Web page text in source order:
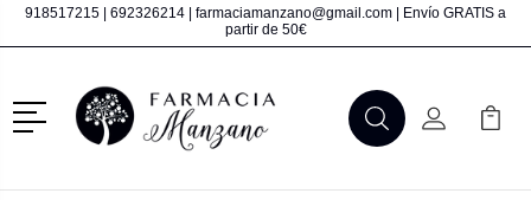
918517215 692326214 farmaciamanzano@gmail.com | Envío GRATIS a
partir de 50€
Menú
BuscarMi Cuenta
Mi